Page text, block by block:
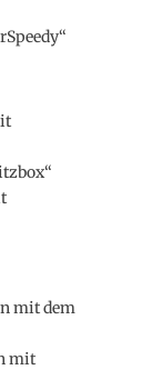
mit dem
mit